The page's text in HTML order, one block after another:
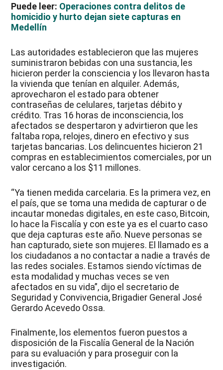
Puede leer: Operaciones contra delitos de
homicidio y hurto dejan siete capturas en
Medellín
Las autoridades establecieron que las mujeres
suministraron bebidas con una sustancia, les
hicieron perder la consciencia y los llevaron hasta
la vivienda que tenían en alquiler. Además,
aprovecharon el estado para obtener
contraseñas de celulares, tarjetas débito y
crédito. Tras 16 horas de inconsciencia, los
afectados se despertaron y advirtieron que les
faltaba ropa, relojes, dinero en efectivo y sus
tarjetas bancarias. Los delincuentes hicieron 21
compras en establecimientos comerciales, por un
valor cercano a los $11 millones.
“Ya tienen medida carcelaria. Es la primera vez, en
el país, que se toma una medida de capturar o de
incautar monedas digitales, en este caso, Bitcoin,
lo hace la Fiscalía y con este ya es el cuarto caso
que deja capturas este año. Nueve personas se
han capturado, siete son mujeres. El llamado es a
los ciudadanos a no contactar a nadie a través de
las redes sociales. Estamos siendo víctimas de
esta modalidad y muchas veces se ven
afectados en su vida”, dijo el secretario de
Seguridad y Convivencia, Brigadier General José
Gerardo Acevedo Ossa.
Finalmente, los elementos fueron puestos a
disposición de la Fiscalía General de la Nación
para su evaluación y para proseguir con la
investigación.